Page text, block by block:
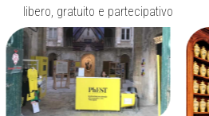
libero, gratuito e partecipativo